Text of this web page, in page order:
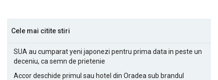
Cele mai citite stiri
SUA au cumparat yeni japonezi pentru prima data in peste un
deceniu, ca semn de prietenie
Accor deschide primul sau hotel din Oradea sub brandul